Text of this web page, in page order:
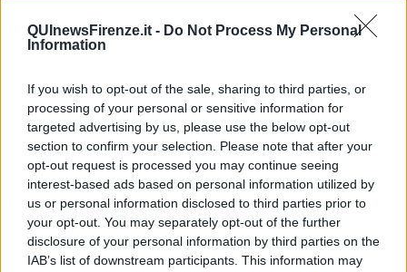
QUInewsFirenze.it - Do Not Process My Personal
Information
If you wish to opt-out of the sale, sharing to third parties, or
processing of your personal or sensitive information for
targeted advertising by us, please use the below opt-out
section to confirm your selection. Please note that after your
opt-out request is processed you may continue seeing
interest-based ads based on personal information utilized by
us or personal information disclosed to third parties prior to
your opt-out. You may separately opt-out of the further
disclosure of your personal information by third parties on the
IAB’s list of downstream participants. This information may
Johnson, da Trump a Biden alla Brexit
L'AUKUS e il Quad
Papa Bergoglio vedrà Viktor Orbán
Bennet, un giorno in attesa di Biden
Il ritorno dei talebani
​La lenta agonia del Libano
Sudafrica, è allarme alimentare
Usa di nuovo al centro della geopolitica internazionale
L’appuntamento di Israele con il cambiamento
La farsa delle elezioni in Siria
In Medioriente non ci sono favole, solo realtà
Biden chiama ma Netanyahu non risponde
Niente di nuovo in Medioriente